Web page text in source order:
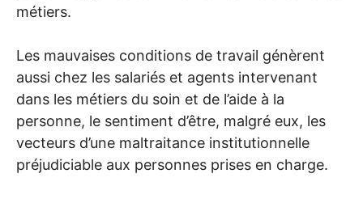
métiers.
Les mauvaises conditions de travail génèrent
aussi chez les salariés et agents intervenant
dans les métiers du soin et de l’aide à la
personne, le sentiment d’être, malgré eux, les
vecteurs d’une maltraitance institutionnelle
préjudiciable aux personnes prises en charge.